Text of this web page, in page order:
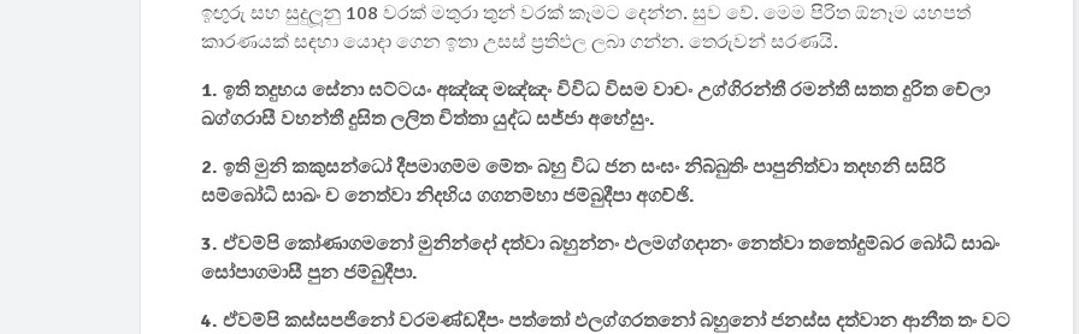
ඉඟුරු සහ සුදුලූනු 108 වරක් මතුරා තුන් වරක් කෑමට දෙන්න. සුව වේ. මෙම පිරිත ඕනෑම යහපත්
කාරණයක් සඳහා යොදා ගෙන ඉතා උසස් ප්‍රතිඵල ලබා ගන්න. තෙරුවන් සරණයි.
1. ඉති තදුභය සේනා ඝට්ටයං අඤ්ඤ මඤ්ඤං විවිධ විසම වාචං උග්ගිරන්තී රමන්තී සතත දුරිත චේලා
ඛග්ගරාසී වහන්තී දුසිත ලලිත චිත්තා යුද්ධ සජ්ජා අහේසුං.
2. ඉති මුනි කකුසන්ධෝ දීපමාගම්ම මේතං බහු විධ ජන සංඝං නිබ්බුතිං පාපුනිත්වා තදහනි සසිරි
සම්බෝධි සාඛං ච නෙත්වා නිදහිය ගගනම්‍හා ජම්බුදීපා අගච්ඡි.
3. ඒවම්පි කෝණාගමනෝ මුනින්දෝ දත්වා බහුන්නං ඵලමග්ගදානං නෙත්වා තතෝදුම්බර බෝධි සාඛං
සෝපාගමාසී පුන ජම්බුදීපා.
4. ඒවම්පි කස්සපජිනෝ වරමණ්ඩදීපං පත්තෝ ඵලග්ගරතනෝ බහුනෝ ජනස්ස දත්වාන ආනීත තං වට